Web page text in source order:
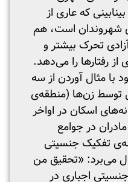
که عاری از
شهروندان است، هم
تحرک بیشتر و
رفتارها را می‌دهد.
با مثال آوردن از سه
زن‌ها (منطقه‌ی
اسکان در اواخر
در جوامع
تفکیک جنسیتی
می‌برد: «تحقیق من
اجباری در